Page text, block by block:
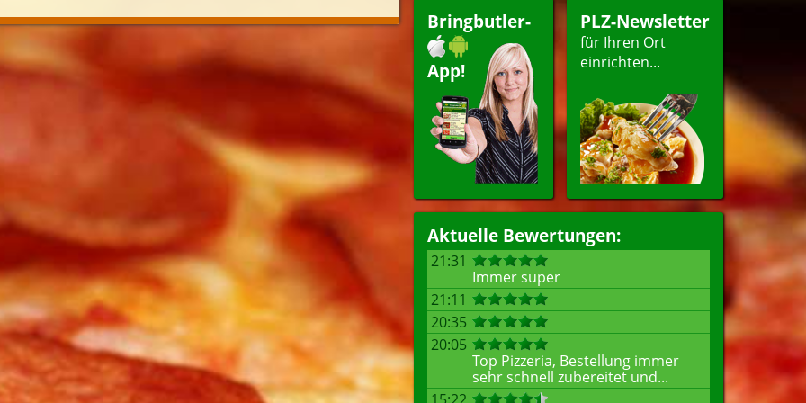
Bringbutler-
App!
PLZ-Newsletter
für Ihren Ort
einrichten...
Aktuelle Bewertungen:
21:31
Immer super
21:11
20:35
20:05
Top Pizzeria, Bestellung immer
sehr schnell zubereitet und...